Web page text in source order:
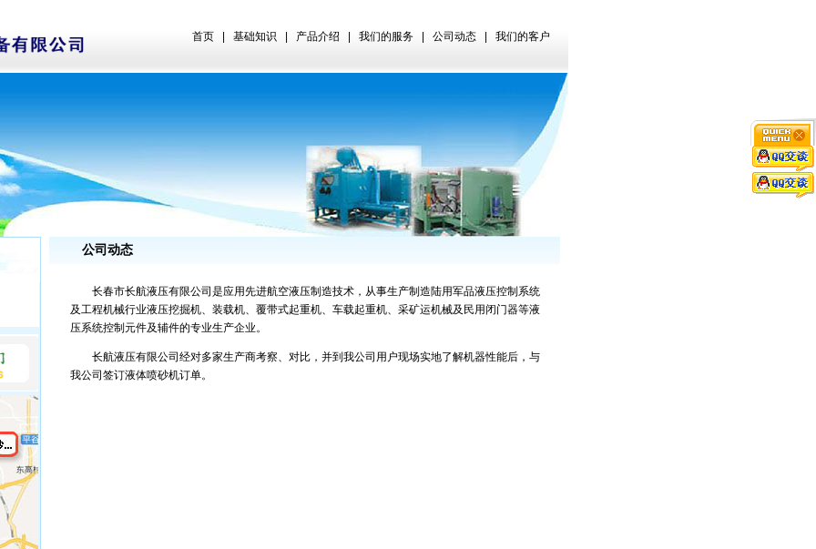
首页 基础知识 产品介绍 我们的服务 公司动态 我们的客户
公司动态
长春市长航液压有限公司是应用先进航空液压制造技术，从事生产制造陆用军品液压控制系统
及工程机械行业液压挖掘机、装载机、覆带式起重机、车载起重机、采矿运机械及民用闭门器等液
压系统控制元件及辅件的专业生产企业。
长航液压有限公司经对多家生产商考察、对比，并到我公司用户现场实地了解机器性能后，与
我公司签订液体喷砂机订单。